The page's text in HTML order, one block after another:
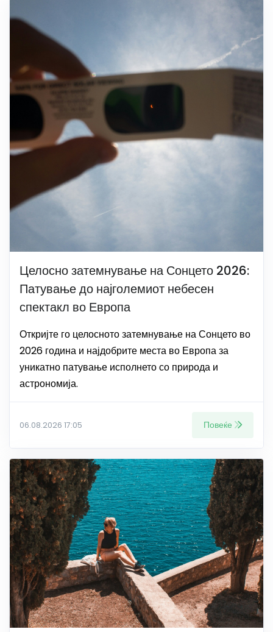
Целосно затемнување на Сонцето 2026:
Патување до најголемиот небесен
спектакл во Европа
Откријте го целосното затемнување на Сонцето во
2026 година и најдобрите места во Европа за
уникатно патување исполнето со природа и
астрономија.
06.08.2026 17:05 Повеќе